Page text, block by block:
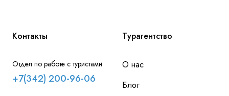
Контакты
Отдел по работе с туристами
+7(342) 200-96-06
Турагентство
О нас
Блог